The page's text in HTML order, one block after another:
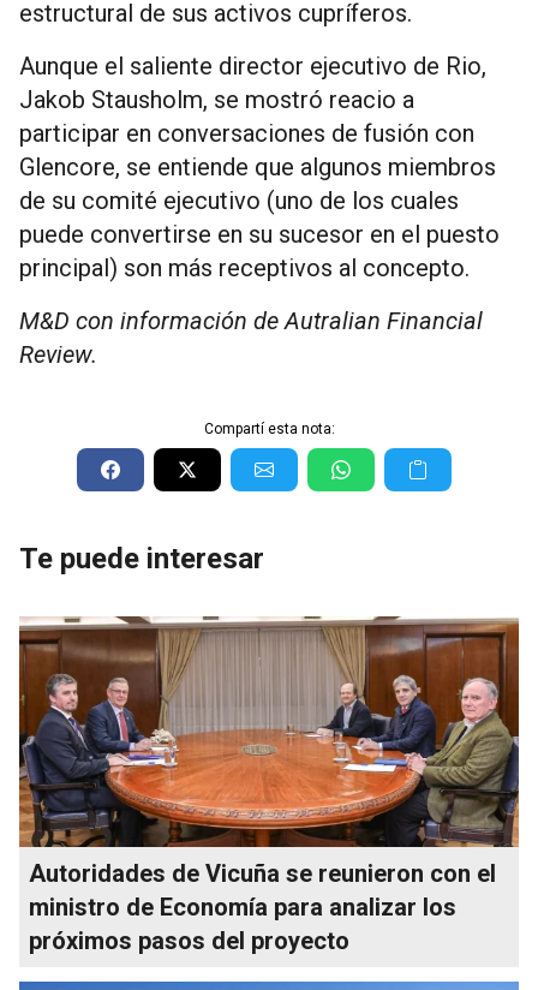
estructural de sus activos cupríferos.
Aunque el saliente director ejecutivo de Rio,
Jakob Stausholm, se mostró reacio a
participar en conversaciones de fusión con
Glencore, se entiende que algunos miembros
de su comité ejecutivo (uno de los cuales
puede convertirse en su sucesor en el puesto
principal) son más receptivos al concepto.
M&D con información de Autralian Financial
Review.
Compartí esta nota:
Te puede interesar
Autoridades de Vicuña se reunieron con el
ministro de Economía para analizar los
próximos pasos del proyecto